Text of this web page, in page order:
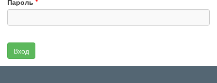
Пароль *
Вход